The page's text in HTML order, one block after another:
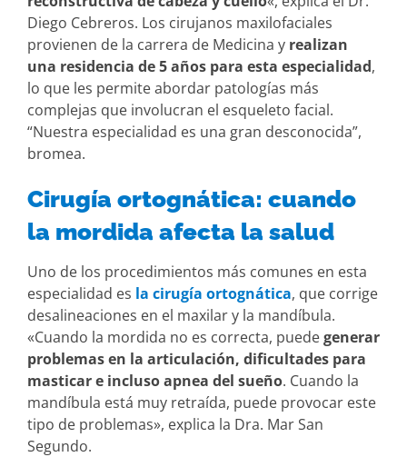
Diego Cebreros. Los cirujanos maxilofaciales
provienen de la carrera de Medicina y realizan
una residencia de 5 años para esta especialidad,
lo que les permite abordar patologías más
complejas que involucran el esqueleto facial.
“Nuestra especialidad es una gran desconocida”,
bromea.
Cirugía ortognática: cuando
la mordida afecta la salud
Uno de los procedimientos más comunes en esta
especialidad es la cirugía ortognática, que corrige
desalineaciones en el maxilar y la mandíbula.
«Cuando la mordida no es correcta, puedegenerar
problemas en la articulación, dificultades para
masticar e incluso apnea del sueño. Cuando la
mandíbula está muy retraída, puede provocar este
tipo de problemas», explica la Dra. Mar San
Segundo.